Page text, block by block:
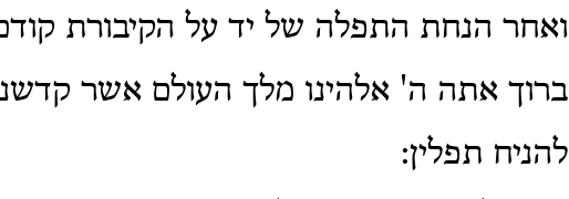
ואחר הנחת התפלה של יד על הקיבורת
ברוך אתה ה' אלהינו מלך העולם אשר קדשנו
להניח תפלין: